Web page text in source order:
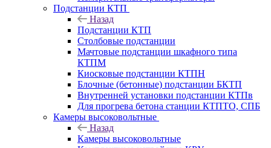
Подстанции КТП
Назад
Подстанции КТП
Столбовые подстанции
Мачтовые подстанции шкафного типа
КТПМ
Киосковые подстанции КТПН
Блочные (бетонные) подстанции БКТП
Внутренней установки подстанции КТПв
Для прогрева бетона станции КТПТО, СПБ
Камеры высоковольтные
Назад
Камеры высоковольтные